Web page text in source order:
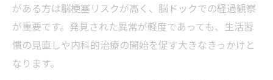
ポイント
脳ドック受けない方がいい理由の真偽を解
説
がある方は脳梗塞リスクが高く、脳ドックでの経過観察
が重要です。発見された異常が軽度であっても、生活習
慣の見直しや内科的治療の開始を促す大きなきっかけと
なります。